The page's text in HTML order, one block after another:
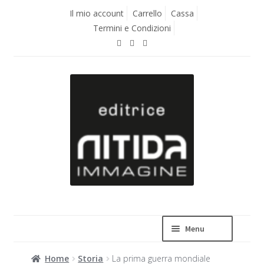
Il mio account Carrello
Cassa
Termini e Condizioni
Menu
La casa editrice
Home Storia La prima guerra mondiale